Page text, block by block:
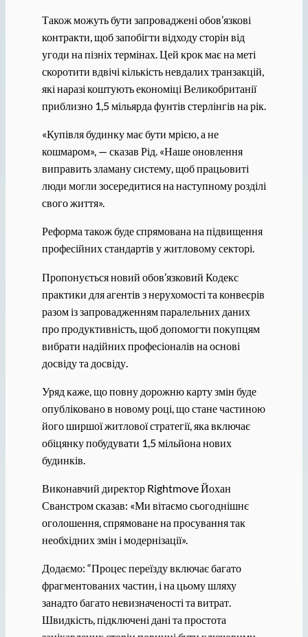
Також можуть бути запроваджені обов’язкові
контракти, щоб запобігти відходу сторін від
угоди на пізніх термінах. Цей крок має на меті
скоротити вдвічі кількість невдалих транзакцій,
які наразі коштують економіці Великобританії
приблизно 1,5 мільярда фунтів стерлінгів на рік.
«Купівля будинку має бути мрією, а не
кошмаром», — сказав Рід. «Наше оновлення
виправить зламану систему, щоб працьовиті
люди могли зосередитися на наступному розділі
свого життя».
Реформа також буде спрямована на підвищення
професійних стандартів у житловому секторі.
Пропонується новий обов’язковий Кодекс
практики для агентів з нерухомості та конвеєрів
разом із запровадженням паралельних даних
про продуктивність, щоб допомогти покупцям
вибрати надійних професіоналів на основі
досвіду та досвіду.
Уряд каже, що повну дорожню карту змін буде
опубліковано в новому році, що стане частиною
його ширшої житлової стратегії, яка включає
обіцянку побудувати 1,5 мільйона нових
будинків.
Виконавчий директор Rightmove Йохан
Сванстром сказав: «Ми вітаємо сьогоднішнє
оголошення, спрямоване на просування так
необхідних змін і модернізації».
Додаємо: “Процес переїзду включає багато
фрагментованих частин, і на цьому шляху
занадто багато невизначеності та витрат.
Швидкість, підключені дані та простота